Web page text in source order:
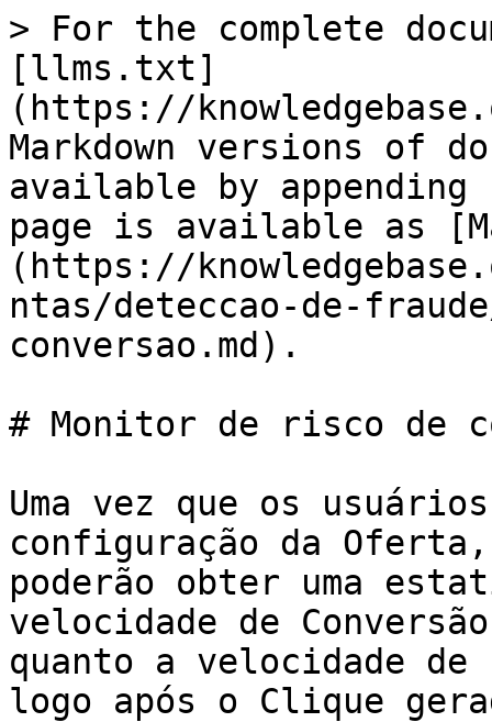
> For the complete
[llms.txt]
(https://
Markdown versions of
available by
page is available as
(https://
ntas/deteccao-de-
conversao.md).
# Monitor de risco de
Uma vez que os
configuração da
poderão obter uma
velocidade de
quanto a velocidade
logo após o Clique